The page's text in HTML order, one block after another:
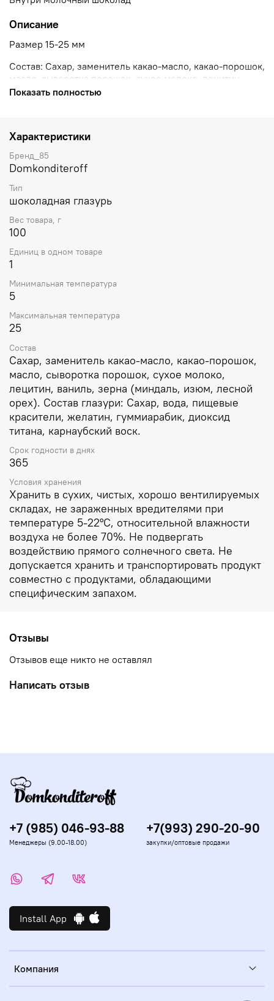
Описание
Размер 15-25 мм
Состав: Сахар, заменитель какао-масло, какао-порошок,
масло, сыворотка порошок, сухое молоко, лецитин,
ваниль, зерна (миндаль, изюм, лесной орех). Состав
Условия хранения
Хранить в сухом прохладном месте вдали от солнечных
лучей.
Показать полностью
Характеристики
Бренд_85
Domkonditeroff
Тип
шоколадная глазурь
Вес товара, г
100
Единиц в одном товаре
1
Минимальная температура
5
Максимальная температура
25
Состав
Сахар, заменитель какао-масло, какао-порошок,
масло, сыворотка порошок, сухое молоко,
лецитин, ваниль, зерна (миндаль, изюм, лесной
орех). Состав глазури: Сахар, вода, пищевые
красители, желатин, гуммиарабик, диоксид
титана, карнаубский воск.
Срок годности в днях
365
Условия хранения
Хранить в сухих, чистых, хорошо вентилируемых
складах, не зараженных вредителями при
температуре 5-22°C, относительной влажности
воздуха не более 70%. Не подвергать
воздействию прямого солнечного света. Не
допускается хранить и транспортировать продукт
совместно с продуктами, обладающими
специфическим запахом.
Отзывы
Отзывов еще никто не оставлял
Написать отзыв
Компания
Install App
+7 (985) 046-93-88
Менеджеры (9.00-18.00)
+7(993) 290-20-90
закупки/оптовые продажи